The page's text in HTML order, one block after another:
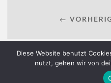
←
Diese Website benutzt
nutzt, gehen wir von